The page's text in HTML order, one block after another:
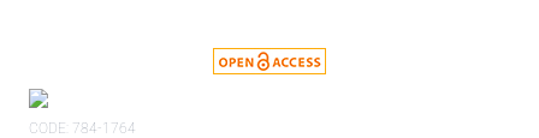
CODE: 784-1764